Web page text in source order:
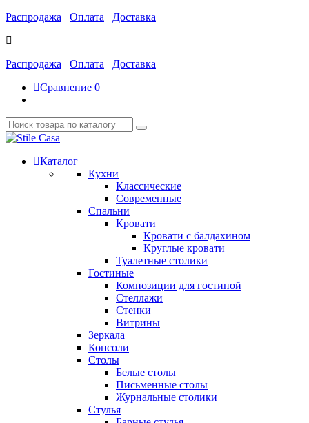
Распродажа Оплата Доставка
Распродажа Оплата
Доставка
Сравнение 0
Каталог
Кухни
Классические
Современные
Спальни
Кровати
Кровати с балдахином
Круглые кровати
Туалетные столики
Гостиные
Композиции для гостиной
Стеллажи
Стенки
Витрины
Зеркала
Консоли
Столы
Белые столы
Письменные столы
Журнальные столики
Стулья